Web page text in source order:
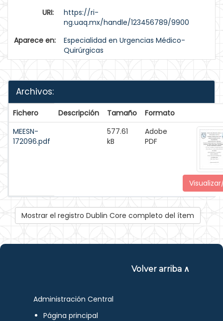
URI:
https://ri-
ng.uaq.mx/handle/123456789/9900
Aparece en:
Especialidad en Urgencias Médico-
Quirúrgicas
Archivos:
Fichero Descripción Tamaño
Formato
MEESN-
172096.pdf
577.61
kB
Adobe
PDF
Mostrar el registro Dublin Core completo del ítem
Volver arriba ∧
Administración Central
Página principal